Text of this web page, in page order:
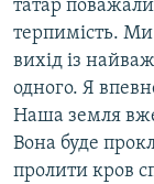
татар поважали
терпимість.
вихід із
одного. Я
Наша земля
Вона буде
пролити кров